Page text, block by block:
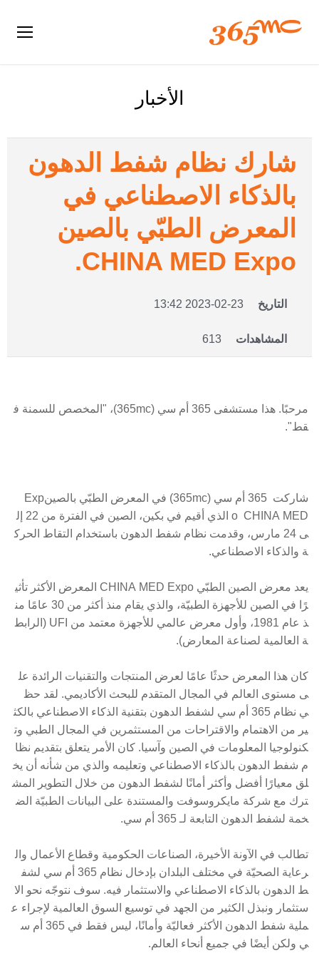
الأخبار
شارك نظام شفط الدهون
بالذكاء الاصطناعي في
المعرض الطبّي بالصين
CHINA MED Expo.
التاريخ 2023-02-23 13:42
المشاهدات 613
مرحبًا. هذا مستشفى 365 أم سي (365mc)، "المخصص للسمنة ف
قط".
شاركت 365 أم سي (365mc) في المعرض الطبّي بالصينExp
o CHINA MED الذي أقيم في بكين، الصين في الفترة من 22 إل
ى 24 مارس، وقدمت نظام شفط الدهون باستخدام التقاط الحرك
ة والذكاء الاصطناعي.
يعد معرض الصين الطبّي CHINA MED Expo المعرض الأكثر تأثي
رًا في الصين للأجهزة الطبيّة، والذي يقام منذ أكثر من 30 عامًا من
ذ عام 1981، وأول معرض عالمي للأجهزة معتمد من UFI (الرابط
ة العالمية لصناعة المعارض).
كان هذا المعرض حدثًا عامًا لعرض المنتجات والتقنيات الرائدة عل
ى مستوى العالم في المجال المتقدم للبحث الأكاديمي. لقد حظ
ي نظام 365 أم سي لشفط الدهون بتقنية الذكاء الاصطناعي بالكث
ير من الاهتمام والاقتراحات من المستثمرين في المجال الطبي وت
كنولوجيا المعلومات في الصين وآسيا. كان الأمر يتعلق بتقديم نظا
م شفط الدهون بالذكاء الاصطناعي وتعليمه والذي من شأنه أن يخ
لق معيارًا أفضل وأكثر أمانًا لشفط الدهون من خلال التطوير المش
ترك مع شركة مايكروسوفت والمستندة على البيانات الطبيّة الض
خمة لشفط الدهون التابعة لـ 365 أم سي.
تطالب في الآونة الأخيرة، الصناعات الحكومية وقطاع الأعمال وال
رعاية الصحيّة في مختلف البلدان بإدخال نظام 365 أم سي لشف
ط الدهون بالذكاء الاصطناعي والاستثمار فيه. سوف نتوجّه نحو الا
ستثمار ونبذل الكثير من الجهد في توسيع السوق العالمية لإجراء ع
ملية شفط الدهون الأكثر فعاليّة وأمانًا، ليس فقط في 365 أم س
ي ولكن أيضًا في جميع أنحاء العالم.